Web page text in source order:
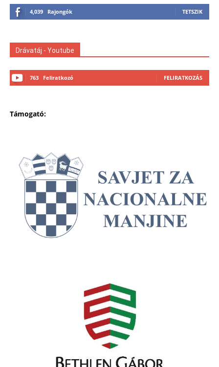
4,039 Rajongók TETSZIK
Drávatáj - Youtube
763 Feliratkozó FELIRATKOZÁS
Támogató: